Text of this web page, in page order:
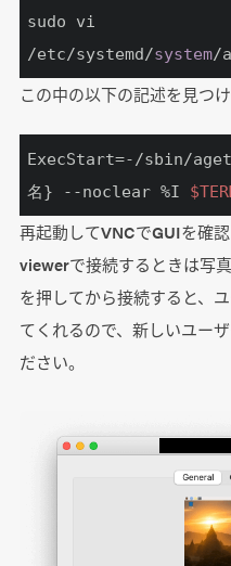
sudo vi
/etc/systemd/system/
この中の以下の記述を見つ
ExecStart=-/sbin/
名} --noclear %I
再起動してVNCでGUIを確
viewerで接続するときは写
を押してから接続すると、
てくれるので、新しいユー
ださい。